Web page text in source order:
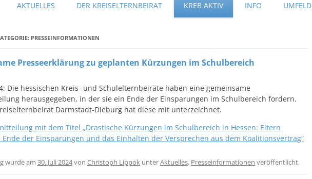
AKTUELLES DER KREISELTERNBEIRAT KREB AKTIV INFO UMFELD
PRESSEINFORMATIONEN
Presseerklärung zu geplanten Kürzungen im Schulbereich
Die hessischen Kreis- und Schulelternbeiräte haben eine gemeinsame
herausgegeben, in der sie ein Ende der Einsparungen im Schulbereich fordern.
Darmstadt-Dieburg hat diese mit unterzeichnet.
mit dem Titel „Drastische Kürzungen im Schulbereich in Hessen: Eltern
der Einsparungen und das Einhalten der Versprechen aus dem Koalitionsvertrag“
wurde am 30. Juli 2024von Christoph Lippok unterAktuelles, Presseinformationen veröffentlicht.